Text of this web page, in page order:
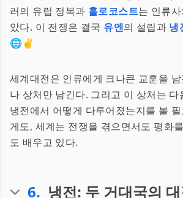
러의 유럽 정복과 홀로코스트는 인류
았다. 이 전쟁은 결국 유엔의 설립과 냉
🌐✌️
세계대전은 인류에게 크나큰 교훈을
나 상처만 남긴다. 그리고 이 상처는 다
냉전에서 어떻게 다루어졌는지를 볼
게도, 세계는 전쟁을 겪으면서도 평화
도 배우고 있다.
6. 냉전: 두 거대국의